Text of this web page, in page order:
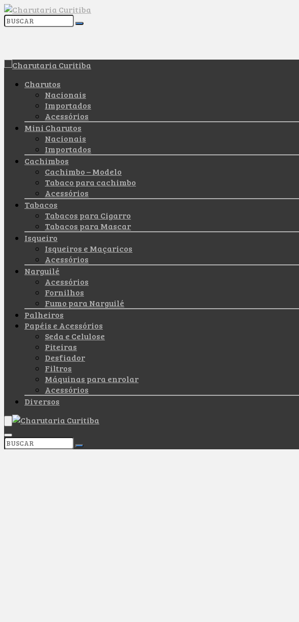
Charutos
Nacionais
Importados
Acessórios
Mini Charutos
Nacionais
Importados
Cachimbos
Cachimbo – Modelo
Tabaco para cachimbo
Acessórios
Tabacos
Tabacos para Cigarro
Tabacos para Mascar
Isqueiro
Isqueiros e Maçaricos
Acessórios
Narguilé
Acessórios
Fornilhos
Fumo para Narguilé
Palheiros
Papéis e Acessórios
Seda e Celulose
Piteiras
Desfiador
Filtros
Máquinas para enrolar
Acessórios
Diversos